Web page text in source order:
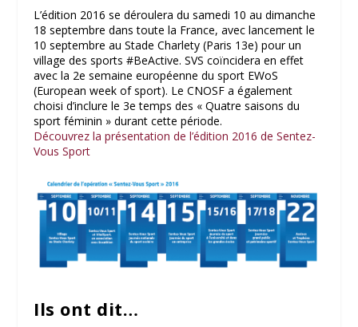
L’édition 2016 se déroulera du samedi 10 au dimanche
18 septembre dans toute la France, avec lancement le
10 septembre au Stade Charlety (Paris 13e) pour un
village des sports #BeActive. SVS coïncidera en effet
avec la 2e semaine européenne du sport EWoS
(European week of sport). Le CNOSF a également
choisi d’inclure le 3e temps des « Quatre saisons du
sport féminin » durant cette période.
Découvrez la présentation de l’édition 2016 de Sentez-
Vous Sport
Ils ont dit…